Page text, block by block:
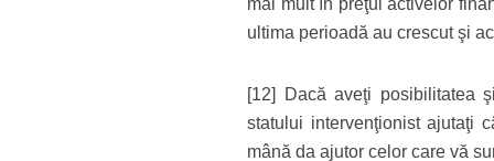
mai mult în preţul activelor
ultima perioadă au crescut şi
[12] Dacă aveţi posibilitatea
statului intervenţionist ajutaţi
mână da ajutor celor care vă